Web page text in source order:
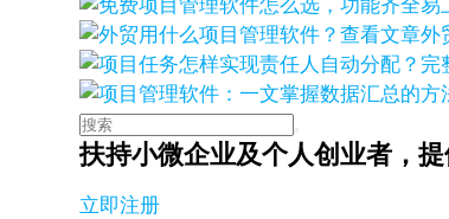
查看文章外
扶持小微企业及个人创业者，
立即注册